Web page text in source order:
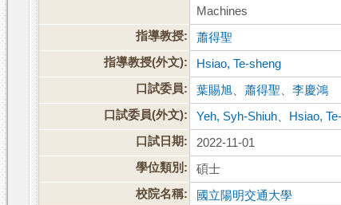
Machines
指導教授:
蕭得聖
指導教授(外文):
Hsiao, Te-sheng
口試委員:
葉賜旭 、蕭得聖 、李慶鴻
口試委員(外文):
Yeh, Syh-Shiuh Hsiao,
口試日期:
2022-11-01
學位類別:
碩士
校院名稱:
國立陽明交通大學